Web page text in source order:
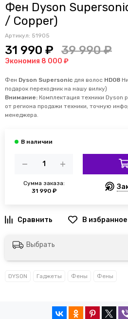
Фен Dyson
/ Copper)
Артикул: 51905
31 990 ₽ 39 990 ₽
Экономия 8 000 ₽
Фен Dyson Supersonic для волос HD08
подарок переходник на нашу вилку)
Внимание: Комплектация техники Dyson
от региона продажи техники, точную
менеджера.
Сумма заказа:
31 990 ₽
Выбрать
DYSON Гаджеты Фены Фены